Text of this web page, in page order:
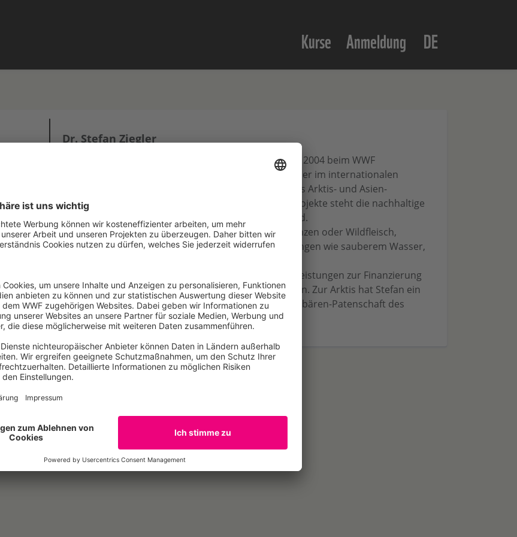
Kurse Anmeldung DE
Dr. Stefan Ziegler
Dr. Stefan Ziegler ist Biologe und arbeitet bereits seit 2004 beim WWF
Deutschland. Bereits als Teenager war ihm klar, dass er im internationalen
Naturschutz arbeiten möchte. Stefan leitet aktuell das Arktis- und Asien-
Programm des WWF Deutschland. In vielen seiner Projekte steht die nachhaltige
Nutzung von natürlichen Ressourcen im Vordergrund.
Dabei geht es nicht nur um die Nutzung von Heilpflanzen oder Wildfleisch,
sondern verstärkt um die Rolle von Ökosystemleistungen wie sauberem Wasser,
Bäumen als CO₂-Speicher und darum, wie wir diese Leistungen zur Finanzierung
von Natur- und Artenschutz sinnvoll einsetzen können. Zur Arktis hat Stefan ein
besonderes Verhältnis, da er vor vielen Jahren die Eisbären-Patenschaft des
WWF Deutschland ins Leben gerufen hat.